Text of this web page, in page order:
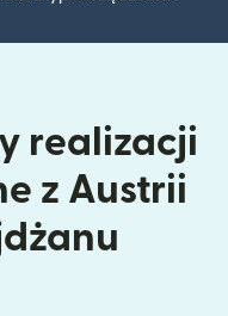
realizacji
z Austrii